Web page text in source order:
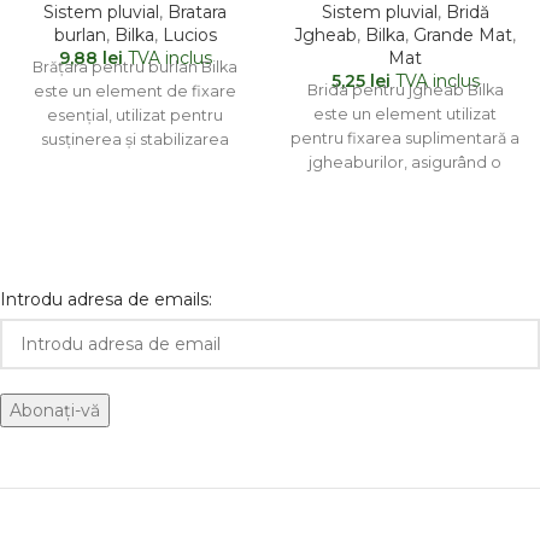
Sistem pluvial, Bratara
burlan, Bilka, Lucios
9,88 leiTVA inclus
Brățara pentru burlan Bilka
este un element de fixare
esențial, utilizat pentru
susținerea și stabilizarea
Sistem pluvial, Bridă
Jgheab, Bilka, Grande Mat,
Mat
5,25 lei TVA inclus
Brida pentru jgheab Bilka
este un element utilizat
pentru fixarea suplimentară a
jgheaburilor, asigurând o
Introdu adresa de emails: